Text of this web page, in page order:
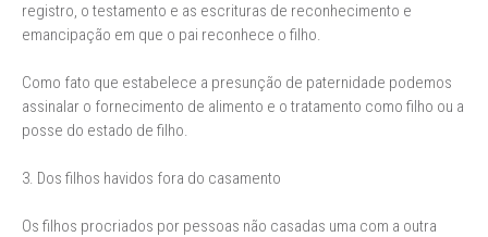
registro, o testamento e as escrituras de reconhecimento e
emancipação em que o pai reconhece o filho.
Como fato que estabelece a presunção de paternidade podemos
assinalar o fornecimento de alimento e o tratamento como filho ou a
posse do estado de filho.
3. Dos filhos havidos fora do casamento
Os filhos procriados por pessoas não casadas uma com a outra